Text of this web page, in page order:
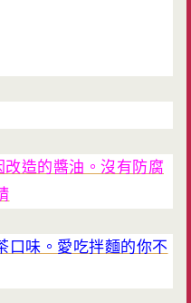
造的醬油。沒有防腐
口味。愛吃拌麵的你不